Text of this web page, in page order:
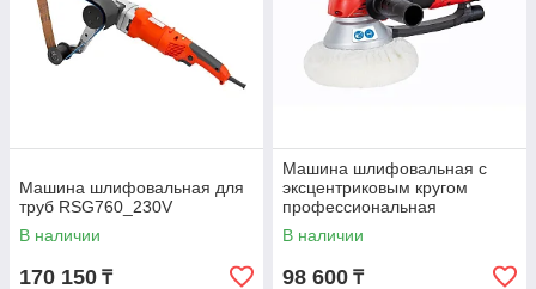
Машина шлифовальная для
труб RSG760_230V
В наличии
170 150 ₸
Машина шлифовальная с
эксцентриковым кругом
профессиональная
EZS150PRO_230V
В наличии
98 600 ₸